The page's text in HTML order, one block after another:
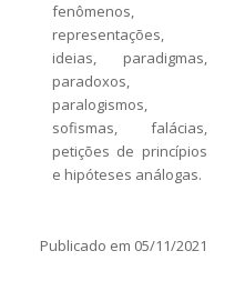
fenômenos,
representações,
ideias, paradigmas,
paradoxos,
paralogismos,
sofismas, falácias,
petições de princípios
e hipóteses análogas.
Publicado em 05/11/2021